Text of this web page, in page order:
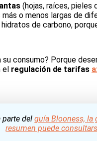
(hojas, raíces, pieles
o menos largas de
de carbono,
consumo? Porque
el regulación de tarifas
del guía Blooness, la
resumen puede